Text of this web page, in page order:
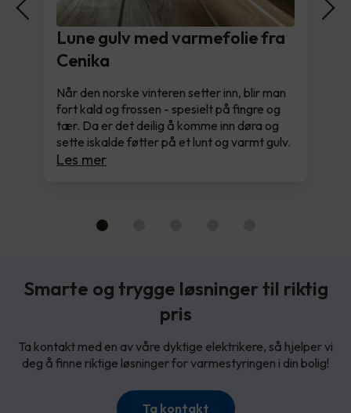
Lune gulv med varmefolie fra
Cenika
Når den norske vinteren setter inn, blir man
fort kald og frossen - spesielt på fingre og
tær. Da er det deilig å komme inn døra og
sette iskalde føtter på et lunt og varmt gulv.
Les mer
Smarte og trygge løsninger til riktig
pris
Ta kontakt med en av våre dyktige elektrikere, så hjelper vi
deg å finne riktige løsninger for varmestyringen i din bolig!
Ta kontakt